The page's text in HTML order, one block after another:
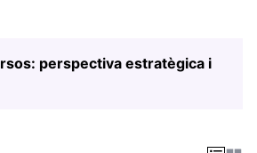
perspectiva estratègica i